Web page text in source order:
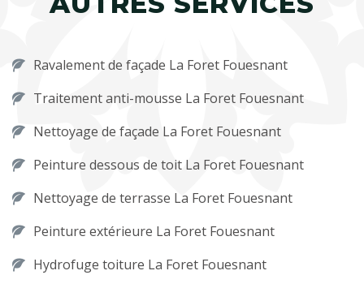
Ravalement de façade La Foret Fouesnant
Traitement anti-mousse La Foret Fouesnant
Nettoyage de façade La Foret Fouesnant
Peinture dessous de toit La Foret Fouesnant
Nettoyage de terrasse La Foret Fouesnant
Peinture extérieure La Foret Fouesnant
Hydrofuge toiture La Foret Fouesnant